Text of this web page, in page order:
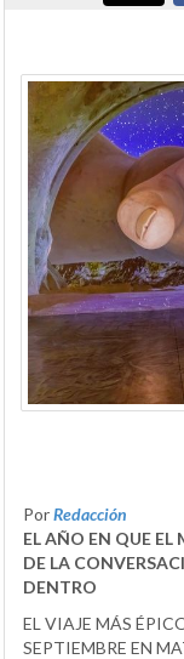
PorRedacción
EL AÑO EN QUE
DE LA
DENTRO
EL VIAJE MÁS
SEPTIEMBRE EN